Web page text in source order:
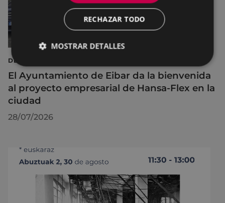
DESARROLLO ECONÓMICO, EMPLEO E INNOVACIÓN
El Ayuntamiento de Eibar da la bienvenida
al proyecto empresarial de Hansa-Flex en la
ciudad
28/07/2026
RECHAZAR TODO
MOSTRAR DETALLES